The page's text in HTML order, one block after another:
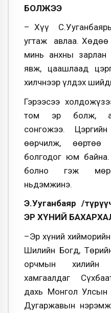
БОЛЖЭЭ
– Хүү
угтаж авлаа.
минь анхны зарлан
явж, цаашлаад
хилчнээр үлдэх
Гэрээсээ
том эр болж,
сонгожээ.
өөрчилж, өөртөө
болгодог юм байна.
болно гэж
ньдэмжинэ.
Э.Ууганбаяр /
ЭР ХҮНИЙ
–Эр хүний
Шилийн Богд,
орчмын хилийн
хамгаалдаг
дахь Монгол Улсын
Дугаржавын